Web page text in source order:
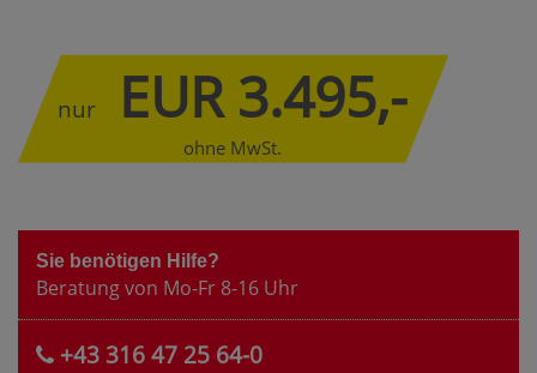
nur EUR 3.495,-
ohne MwSt.
Sie benötigen Hilfe?
Beratung von Mo-Fr 8-16 Uhr
+43 316 47 25 64-0